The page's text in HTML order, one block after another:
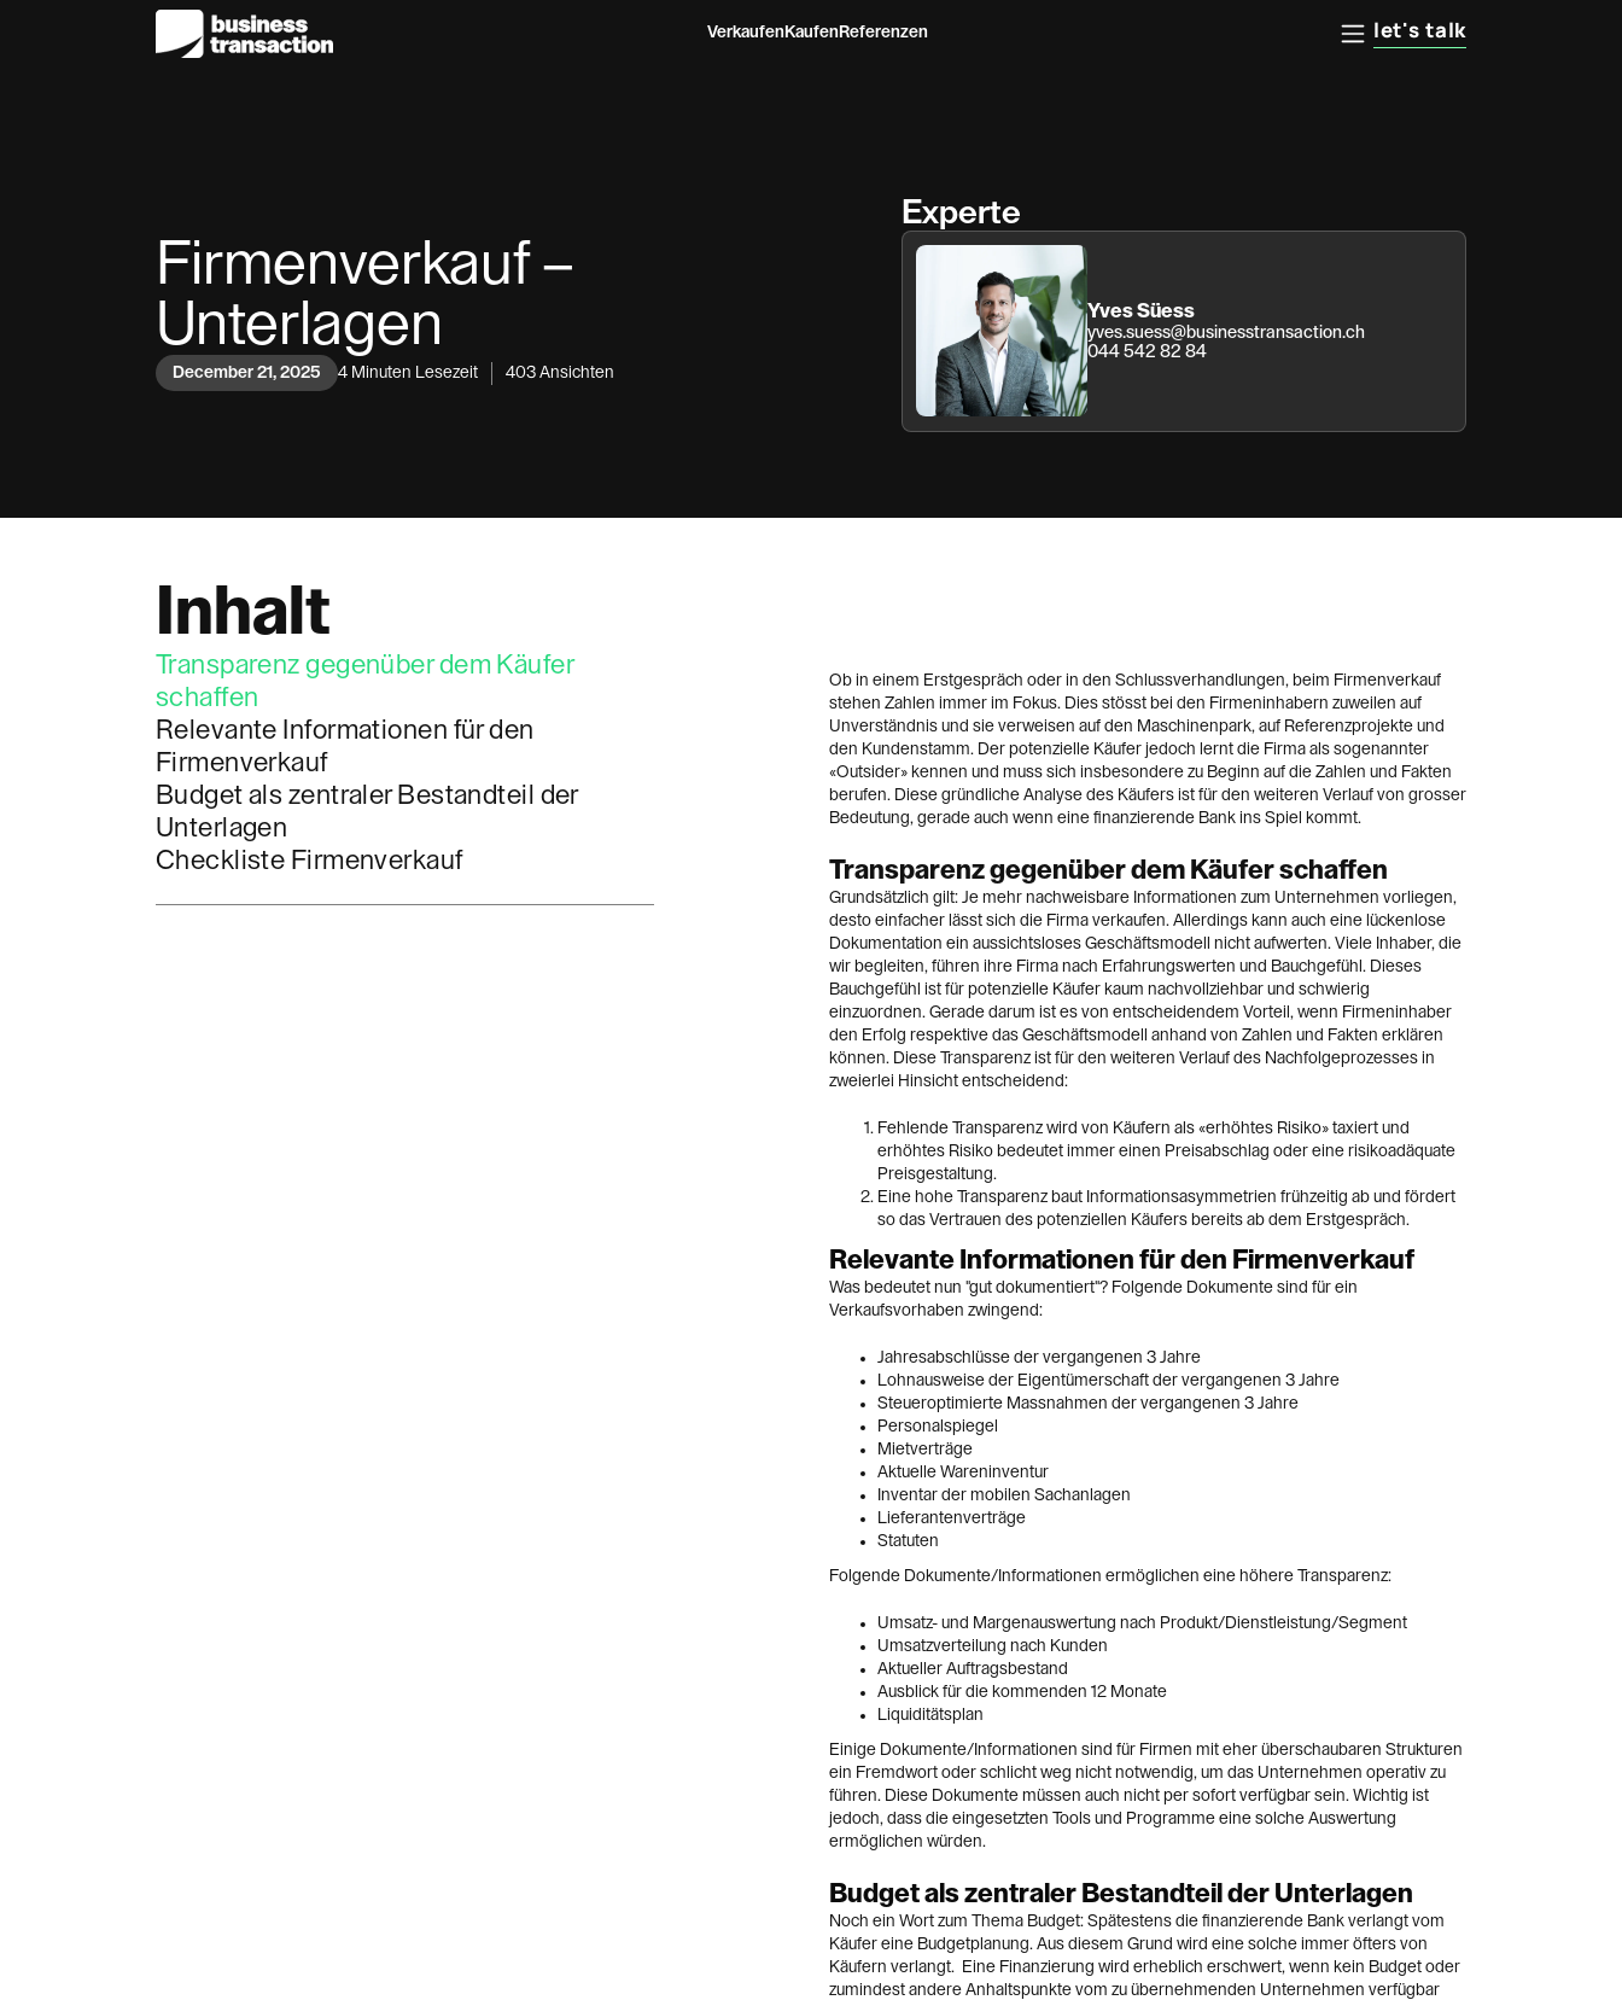
VerkaufenKaufenReferenzen let's talk
Firmenverkauf –
Unterlagen
December 21, 2025 4 Minuten Lesezeit 403 Ansichten
Experte
Yves Süess
yves.suess@businesstransaction.ch
044 542 82 84
Inhalt
Transparenz gegenüber dem Käufer
schaffen
Relevante Informationen für den
Firmenverkauf
Budget als zentraler Bestandteil der
Unterlagen
Checkliste Firmenverkauf
Ob in einem Erstgespräch oder in den Schlussverhandlungen, beim Firmenverkauf
stehen Zahlen immer im Fokus. Dies stösst bei den Firmeninhabern zuweilen auf
Unverständnis und sie verweisen auf den Maschinenpark, auf Referenzprojekte und
den Kundenstamm. Der potenzielle Käufer jedoch lernt die Firma als sogenannter
«Outsider» kennen und muss sich insbesondere zu Beginn auf die Zahlen und Fakten
berufen. Diese gründliche Analyse des Käufers ist für den weiteren Verlauf von grosser
Bedeutung, gerade auch wenn eine finanzierende Bank ins Spiel kommt.
Transparenz gegenüber dem Käufer schaffen
Grundsätzlich gilt: Je mehr nachweisbare Informationen zum Unternehmen vorliegen,
desto einfacher lässt sich die Firma verkaufen. Allerdings kann auch eine lückenlose
Dokumentation ein aussichtsloses Geschäftsmodell nicht aufwerten. Viele Inhaber, die
wir begleiten, führen ihre Firma nach Erfahrungswerten und Bauchgefühl. Dieses
Bauchgefühl ist für potenzielle Käufer kaum nachvollziehbar und schwierig
einzuordnen. Gerade darum ist es von entscheidendem Vorteil, wenn Firmeninhaber
den Erfolg respektive das Geschäftsmodell anhand von Zahlen und Fakten erklären
können. Diese Transparenz ist für den weiteren Verlauf des Nachfolgeprozesses in
zweierlei Hinsicht entscheidend:
Fehlende Transparenz wird von Käufern als «erhöhtes Risiko» taxiert und
erhöhtes Risiko bedeutet immer einen Preisabschlag oder eine risikoadäquate
Preisgestaltung.
Eine hohe Transparenz baut Informationsasymmetrien frühzeitig ab und fördert
so das Vertrauen des potenziellen Käufers bereits ab dem Erstgespräch.
Relevante Informationen für den Firmenverkauf
Was bedeutet nun "gut dokumentiert"? Folgende Dokumente sind für ein
Verkaufsvorhaben zwingend:
Jahresabschlüsse der vergangenen 3 Jahre
Lohnausweise der Eigentümerschaft der vergangenen 3 Jahre
Steueroptimierte Massnahmen der vergangenen 3 Jahre
Personalspiegel
Mietverträge
Aktuelle Wareninventur
Inventar der mobilen Sachanlagen
Lieferantenverträge
Statuten
Folgende Dokumente/Informationen ermöglichen eine höhere Transparenz:
Umsatz- und Margenauswertung nach Produkt/Dienstleistung/Segment
Umsatzverteilung nach Kunden
Aktueller Auftragsbestand
Ausblick für die kommenden 12 Monate
Liquiditätsplan
Einige Dokumente/Informationen sind für Firmen mit eher überschaubaren Strukturen
ein Fremdwort oder schlicht weg nicht notwendig, um das Unternehmen operativ zu
führen. Diese Dokumente müssen auch nicht per sofort verfügbar sein. Wichtig ist
jedoch, dass die eingesetzten Tools und Programme eine solche Auswertung
ermöglichen würden.
Budget als zentraler Bestandteil der Unterlagen
Noch ein Wort zum Thema Budget: Spätestens die finanzierende Bank verlangt vom
Käufer eine Budgetplanung. Aus diesem Grund wird eine solche immer öfters von
Käufern verlangt. Eine Finanzierung wird erheblich erschwert, wenn kein Budget oder
zumindest andere Anhaltspunkte vom zu übernehmenden Unternehmen verfügbar